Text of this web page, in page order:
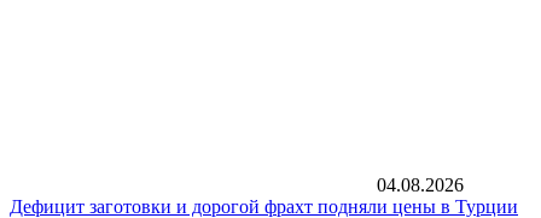
04.08.2026
Дефицит заготовки и дорогой фрахт подняли цены в Турции